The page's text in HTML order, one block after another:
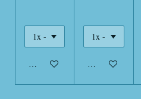
In winkelwagen In winkelwagen